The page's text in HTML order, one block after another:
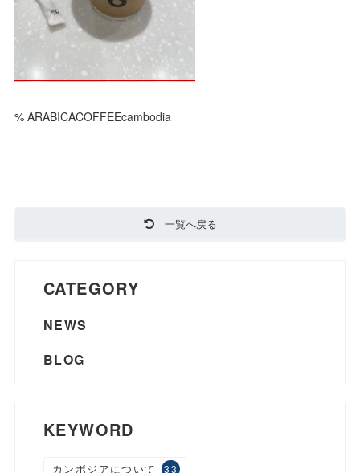
% ARABICACOFFEEcambodia
一覧へ戻る
CATEGORY
NEWS
BLOG
KEYWORD
カンボジアについて 33